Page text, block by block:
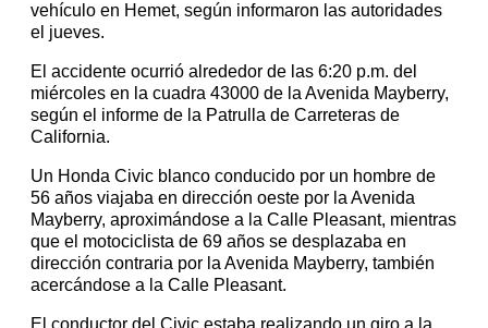
vehículo en Hemet, según informaron las autoridades
el jueves.
El accidente ocurrió alrededor de las 6:20 p.m. del
miércoles en la cuadra 43000 de la Avenida Mayberry,
según el informe de la Patrulla de Carreteras de
California.
Un Honda Civic blanco conducido por un hombre de
56 años viajaba en dirección oeste por la Avenida
Mayberry, aproximándose a la Calle Pleasant, mientras
que el motociclista de 69 años se desplazaba en
dirección contraria por la Avenida Mayberry, también
acercándose a la Calle Pleasant.